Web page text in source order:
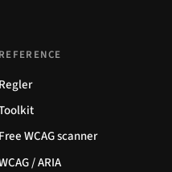
REFERENCE
Regler
Free WCAG scanner
/ ARIA